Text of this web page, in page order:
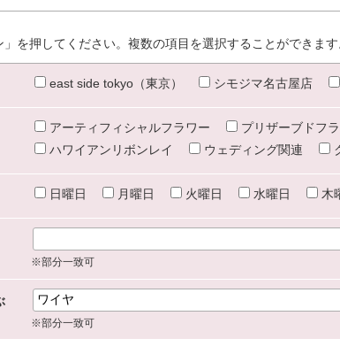
を押してください。複数の項目を選択することができます
east side tokyo（東京） シモジマ名古屋店
アーティフィシャルフラワー プリザーブドフ
ハワイアンリボンレイ
ウェディング関連
日曜日 月曜日 火曜日 水曜日 木
※部分一致可
※部分一致可